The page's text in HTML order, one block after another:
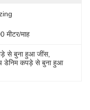
मीटर/माह
से बुना हुआ जींस,
डेनिम कपड़े से बुना हुआ